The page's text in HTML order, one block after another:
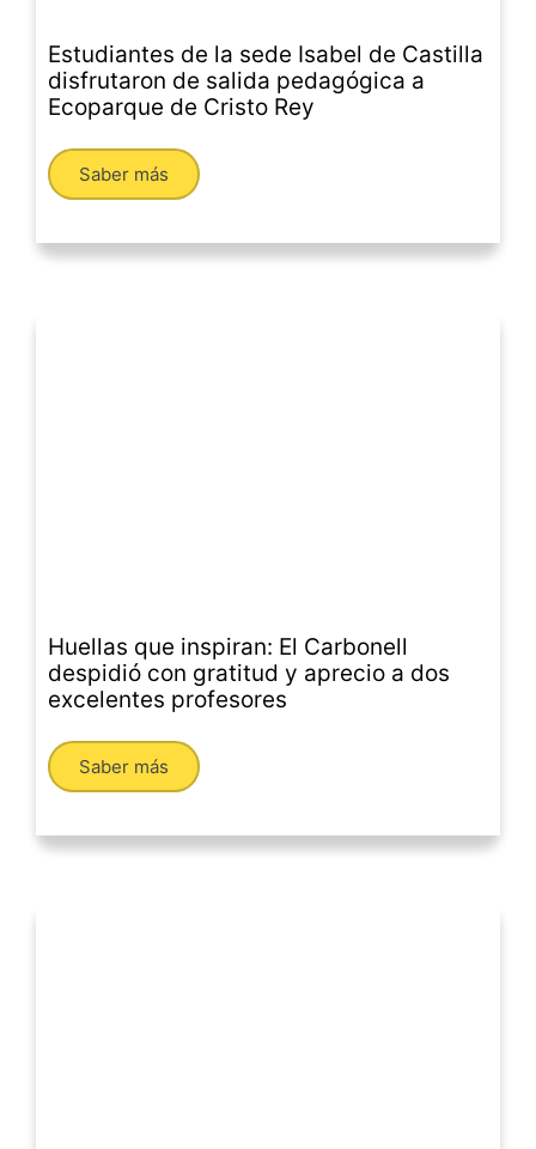
Estudiantes de la sede Isabel de Castilla
disfrutaron de salida pedagógica a
Ecoparque de Cristo Rey
Saber más
Huellas que inspiran: El Carbonell
despidió con gratitud y aprecio a dos
excelentes profesores
Saber más